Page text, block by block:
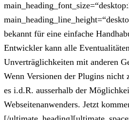
bekannt für eine einfache
Entwickler kann alle
Unverträglichkeiten mit anderen
Wenn Versionen der Plugins nicht
es i.d.R. ausserhalb der
Webseitenanwenders. Jetzt